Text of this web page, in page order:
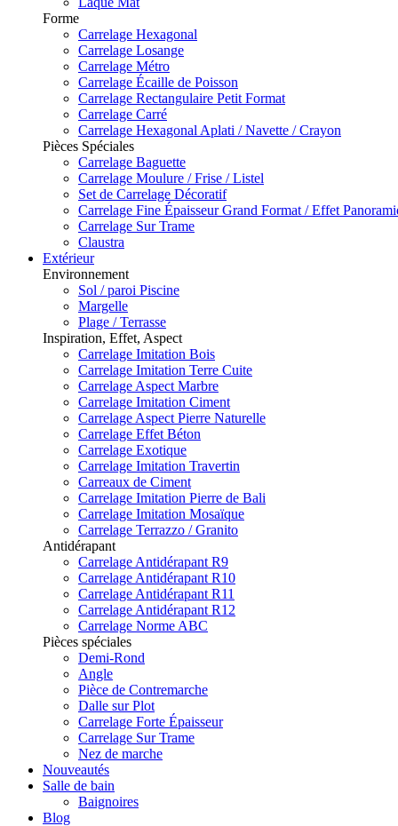
Forme
Carrelage Hexagonal
Carrelage Losange
Carrelage Métro
Carrelage Écaille de Poisson
Carrelage Rectangulaire Petit Format
Carrelage Carré
Carrelage Hexagonal Aplati / Navette / Crayon
Pièces Spéciales
Carrelage Baguette
Carrelage Moulure / Frise / Listel
Set de Carrelage Décoratif
Carrelage Fine Épaisseur Grand Format / Effet
Carrelage Sur Trame
Claustra
Extérieur
Environnement
Sol / paroi Piscine
Margelle
Plage / Terrasse
Inspiration, Effet, Aspect
Carrelage Imitation Bois
Carrelage Imitation Terre Cuite
Carrelage Aspect Marbre
Carrelage Imitation Ciment
Carrelage Aspect Pierre Naturelle
Carrelage Effet Béton
Carrelage Exotique
Carrelage Imitation Travertin
Carreaux de Ciment
Carrelage Imitation Pierre de Bali
Carrelage Imitation Mosaïque
Carrelage Terrazzo / Granito
Antidérapant
Carrelage Antidérapant R9
Carrelage Antidérapant R10
Carrelage Antidérapant R11
Carrelage Antidérapant R12
Carrelage Norme ABC
Pièces spéciales
Demi-Rond
Angle
Pièce de Contremarche
Dalle sur Plot
Carrelage Forte Épaisseur
Carrelage Sur Trame
Nez de marche
Nouveautés
Salle de bain
Baignoires
Blog